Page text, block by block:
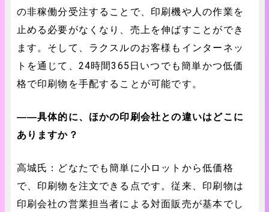
の非稼働分受注することで、印刷機や人の作業を
止める必要がなくなり、売上を伸ばすことができ
ます。そして、ラクスルのお客様もインターネッ
トを通じて、24時間365日いつでも簡単かつ低価
格で印刷物を手配することが可能です。
――具体的に、ほかの印刷会社との違いはどこに
ありますか？
高城氏：どなたでも簡単に小ロットから低価格
で、印刷物を注文できる点です。従来、印刷物は
印刷会社の営業担当者による対面販売が基本でし